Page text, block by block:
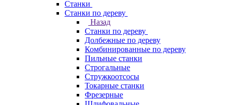
Станки
Станки по дереву
Назад
Станки по дереву
Долбежные по дереву
Комбинированные по дереву
Пильные станки
Строгальные
Стружкоотсосы
Токарные станки
Фрезерные